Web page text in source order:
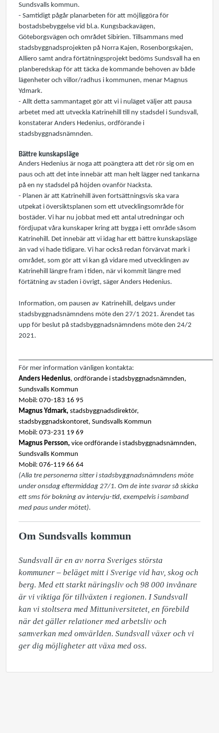
Sundsvalls kommun.
- Samtidigt pågår planarbeten för att möjliggöra för
bostadsbebyggelse vid bl.a. Kungsbackavägen,
Göteborgsvägen och området Sibirien. Tillsammans med
stadsbyggnadsprojekten på Norra Kajen, Rosenborgskajen,
Alliero samt andra förtätningsprojekt bedöms Sundsvall ha en
planberedskap för att täcka de kommande behoven av både
lägenheter och villor/radhus i kommunen, menar Magnus
Ydmark.
- Allt detta sammantaget gör att vi i nuläget väljer att pausa
arbetet med att utveckla Katrinehill till ny stadsdel i Sundsvall,
konstaterar Anders Hedenius, ordförande i
stadsbyggnadsnämnden.
Bättre kunskapsläge
Anders Hedenius är noga att poängtera att det rör sig om en
paus och att det inte innebär att man helt lägger ned tankarna
på en ny stadsdel på höjden ovanför Nacksta.
- Planen är att Katrinehill även fortsättningsvis ska vara
utpekat i översiktsplanen som ett utvecklingsområde för
bostäder. Vi har nu jobbat med ett antal utredningar och
fördjupat våra kunskaper kring att bygga i ett område såsom
Katrinehill. Det innebär att vi idag har ett bättre kunskapsläge
än vad vi hade tidigare. Vi har också redan förvärvat mark i
området, som gör att vi kan gå vidare med utvecklingen av
Katrinehill längre fram i tiden, när vi kommit längre med
förtätning av staden i övrigt, säger Anders Hedenius.
Information, om pausen av Katrinehill, delgavs under
stadsbyggnadsnämndens möte den 27/1 2021. Ärendet tas
upp för beslut på stadsbyggnadsnämndens möte den 24/2
2021.
För mer information vänligen kontakta:
Anders Hedenius, ordförande i stadsbyggnadsnämnden,
Sundsvalls Kommun
Mobil: 070-183 16 95
Magnus Ydmark, stadsbyggnadsdirektör,
stadsbyggnadskontoret, Sundsvalls Kommun
Mobil: 073-231 19 69
Magnus Persson, vice ordförande i stadsbyggnadsnämnden,
Sundsvalls Kommun
Mobil: 076-119 66 64
(Alla tre personerna sitter i stadsbyggnadsnämndens möte
under onsdag eftermiddag 27/1. Om de inte svarar så skicka
ett sms för bokning av intervju-tid, exempelvis i samband
med paus under mötet).
Om Sundsvalls kommun
Sundsvall är en av norra Sveriges största
kommuner – beläget mitt i Sverige vid hav, skog och
berg. Med ett starkt näringsliv och 98 000 invånare
är vi viktiga för tillväxten i regionen. I Sundsvall
kan vi stoltsera med Mittuniversitetet, en förebild
när det gäller relationer med arbetsliv och
samverkan med omvärlden. Sundsvall växer och vi
ger dig möjligheter att växa med oss.